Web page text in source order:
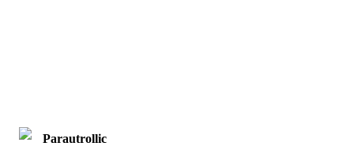
Parautrollic